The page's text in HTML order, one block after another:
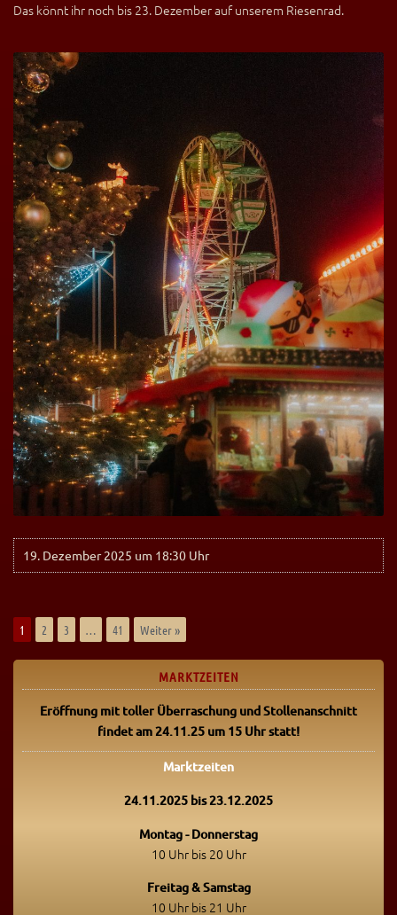
Das könnt ihr noch bis 23. Dezember auf unserem Riesenrad.
19. Dezember 2025 um 18:30 Uhr
1 2 3 41 Weiter »
MARKTZEITEN
Eröffnung mit toller Überraschung und Stollenanschnitt
findet am 24.11.25 um 15 Uhr statt!
Marktzeiten
24.11.2025 bis 23.12.2025
Montag - Donnerstag
10 Uhr bis 20 Uhr
Freitag & Samstag
10 Uhr bis 21 Uhr